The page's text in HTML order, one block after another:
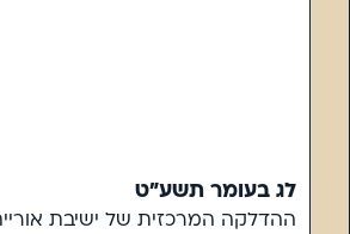
לג בעומר תשע"ט
ההדלקה המרכזית של ישיבת